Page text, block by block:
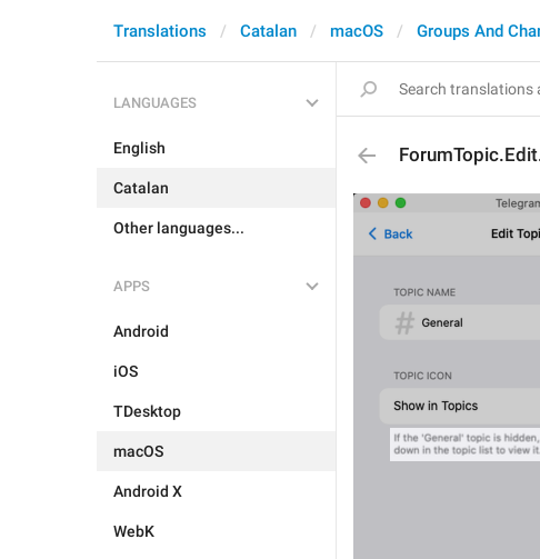
Translations Catalan macOS Groups And
LANGUAGES
English
Catalan
Other languages...
APPS
Android
iOS
TDesktop
macOS
Android X
WebK